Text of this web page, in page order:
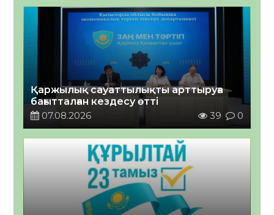
Қаржылық сауаттылықты арттыруға
бағытталған кездесу өтті
07.08.2026
39 0